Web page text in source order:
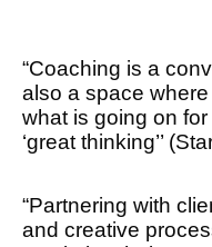
“Coaching is a
also a space
what is going on
‘great thinking’’
“Partnering with
and creative